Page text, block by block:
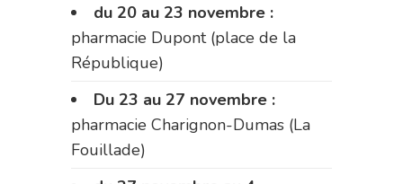
du 20 au 23 novembre :
pharmacie Dupont (place de la
République)
Du 23 au 27 novembre :
pharmacie Charignon-Dumas (La
Fouillade)